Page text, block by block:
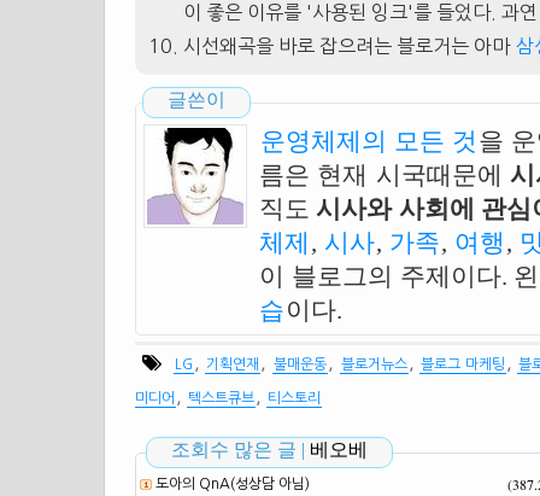
이 좋은 이유를 '사용된 잉크'를 들었다. 과
시선왜곡을 바로 잡으려는 블로거는 아마 삼
글쓴이
운영체제의 모든 것 을
름은 현재 시국때문에
직도 시사와 사회에 관
체제 , 시사, 가족, 여행 ,
이 블로그의 주제이다.
습이다.
LG , 기획연재 , 불매운동 , 블로거뉴스 , 블로그 마케팅 , 블
미디어 , 텍스트큐브 , 티스토리
조회수 많은 글 | 베오베
도아의 QnA(성상담 아님)